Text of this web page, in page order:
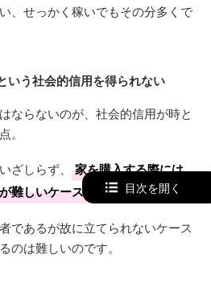
、せっかく稼いでもその分多くで
いう社会的信用を得られない
ならないのが、社会的信用が時と
。
ざしらず、
家を購入する際には
難しいケースも
。
であるが故に立てられないケース
のは難しいのです。
目次を開く